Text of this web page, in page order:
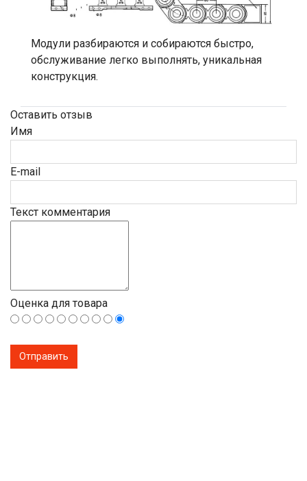
Модули разбираются и собираются быстро,
обслуживание легко выполнять, уникальная
конструкция.
Оставить отзыв
Имя
E-mail
Текст комментария
Оценка для товара